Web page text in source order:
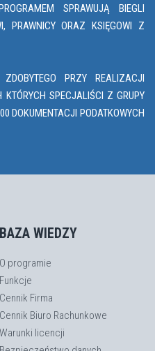
SPRAWUJĄ BIEGLI
PRAWNICY ORAZ KSIĘGOWI Z
PRZY REALIZACJI
KTÓRYCH SPECJALIŚCI Z GRUPY
DOKUMENTACJI PODATKOWYCH
BAZA WIEDZY
O programie
Funkcje
Cennik Firma
Cennik Biuro Rachunkowe
Warunki licencji